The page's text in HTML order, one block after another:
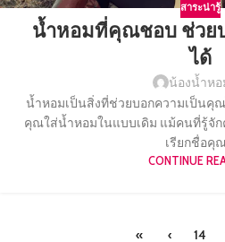
สาระน่ารู้
น้ำหอมที่คุณชอบ ช่วย
ได้
น้องน้ำหอ
น้ำหอมเป็นสิ่งที่ช่วยบอกความเป็นคุ
คุณใส่น้ำหอมในแบบเดิม แม้คนที่รู้จั
เรียกชื่อคุ
CONTINUE
« ‹ 14